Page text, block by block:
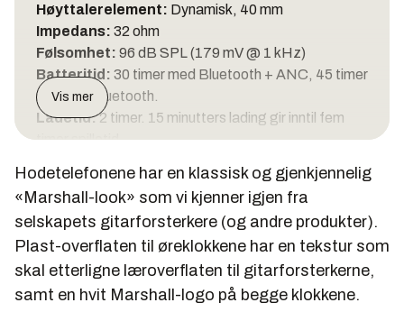
Høyttalerelement: Dynamisk, 40 mm
Impedans: 32 ohm
Følsomhet: 96 dB SPL (179 mV @ 1 kHz)
Batteritid: 30 timer med Bluetooth + ANC, 45 timer
med kun Bluetooth.
Ladetid:2 timer. 15 minutters lading gir inntil fem
timer spilletid.
lading, mikrofon, talekommandoer (støtter Google
Assistant), Bluetooth 5.0. 3,5 mm avtagbar kabel
følger med.
Vekt:320 gram
Pris:3195 kroner inkl. mva.
Vis mer
Hodetelefonene har en klassisk og gjenkjennelig
«Marshall-look» som vi kjenner igjen fra
selskapets gitarforsterkere (og andre produkter).
Plast-overflaten til øreklokkene har en tekstur som
skal etterligne læroverflaten til gitarforsterkerne,
samt en hvit Marshall-logo på begge klokkene.